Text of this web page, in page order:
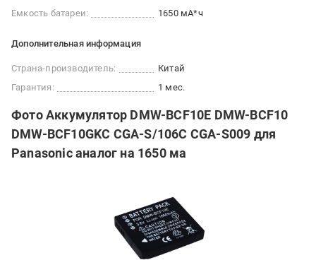
Емкость батареи:
1650 мА*ч
Дополнительная информация
Страна-производитель:
Китай
Гарантия:
1 мес.
Фото Аккумулятор DMW-BCF10E DMW-BCF10
DMW-BCF10GKC CGA-S/106C CGA-S009 для
Panasonic аналог на 1650 ма